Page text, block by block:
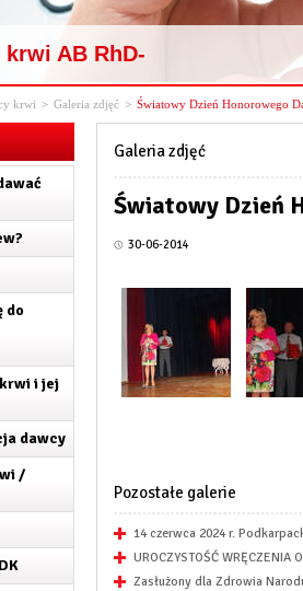
AB RhD-
krwi > Galeria zdjęć > Światowy Dzień Honorowego
do
i jej
dawcy
/
Galeria zdjęć
Światowy Dzień
30-06-2014
Pozostałe galerie
14 czerwca 2024 r.
UROCZYSTOŚĆ WRĘCZENIA
Zasłużony dla Zdrowia